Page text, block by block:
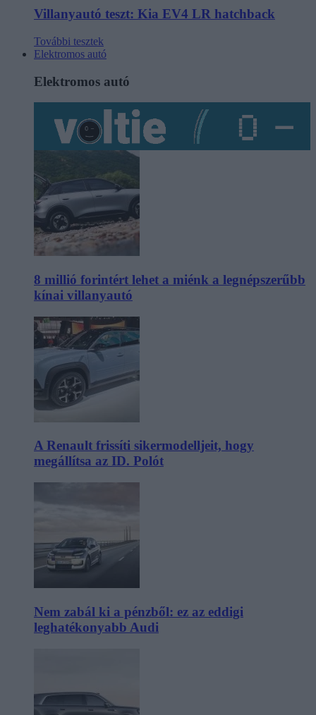
Villanyautó teszt: Kia EV4 LR hatchback
További tesztek
Elektromos autó
Elektromos autó
8 millió forintért lehet a miénk a legnépszerűbb
kínai villanyautó
A Renault frissíti sikermodelljeit, hogy
megállítsa az ID. Polót
Nem zabál ki a pénzből: ez az eddigi
leghatékonyabb Audi